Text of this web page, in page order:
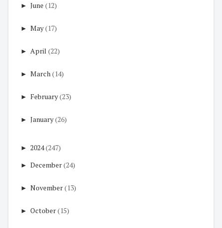
► June (12)
► May(17)
► April (22)
► March(14)
► February(23)
► January(26)
► 2024(247)
► December(24)
► November(13)
► October(15)